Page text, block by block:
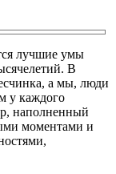
лучшие умы
В
а мы, люди
у каждого
наполненный
моментами и